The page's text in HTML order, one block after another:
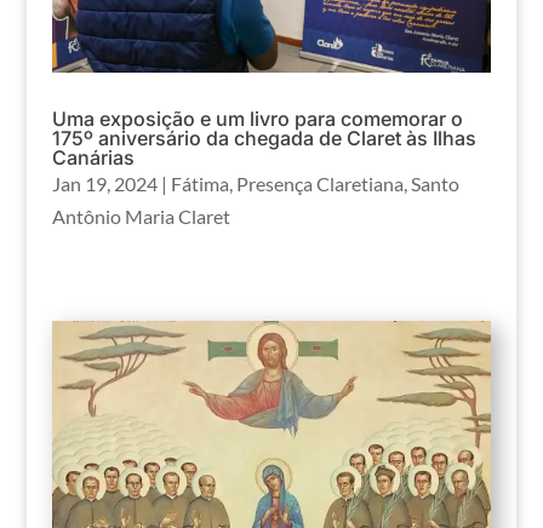
Uma exposição e um livro para comemorar o
175º aniversário da chegada de Claret às Ilhas
Canárias
Jan 19, 2024| Fátima Presença Claretiana Santo
Antônio Maria Claret